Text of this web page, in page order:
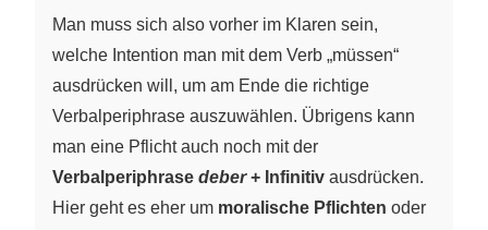
Man muss sich also vorher im Klaren sein,
welche Intention man mit dem Verb „müssen“
ausdrücken will, um am Ende die richtige
Verbalperiphrase auszuwählen. Übrigens kann
man eine Pflicht auch noch mit der
Verbalperiphrase deber+ Infinitiv ausdrücken.
Hier geht es eher um moralische Pflichten oder